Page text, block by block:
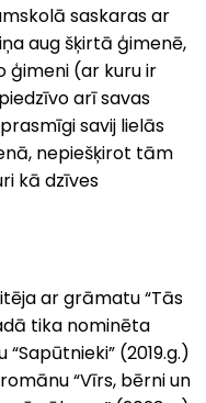
saskaras ar
aug šķirtā ģimenē,
ģimeni (ar kuru ir
arī savas
savij lielās
nepiešķirot tām
kā dzīves
ar grāmatu “Tās
tika nominēta
(2019.g.)
“Vīrs, bērni un